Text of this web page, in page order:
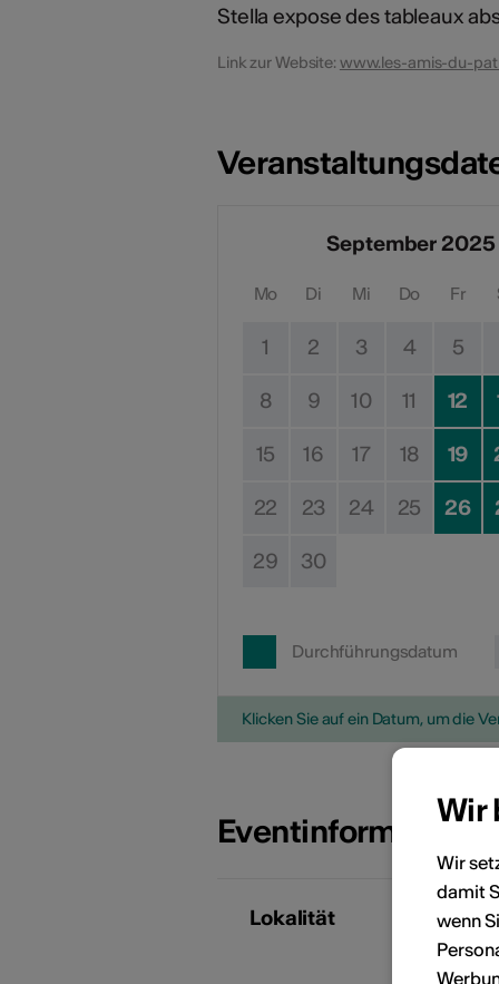
Stella expose des tableaux
Link zur Website: www.les-amis-du-
September 2025
Mo Di Mi Do Fr
1 2 3 4 5
8 9 10 11 12
15 16 17 18 19
22 23 24 25 26
29 30
Durchführungsdatum
Klicken Sie auf ein Datum, um die
Lokalität
Wir
Wir
damit
wenn